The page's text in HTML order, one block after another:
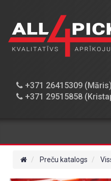
+371 26415309 (Māris)
+371 29515858
PREČU
KATALOGS
PIEGĀDE
Preču katalogs